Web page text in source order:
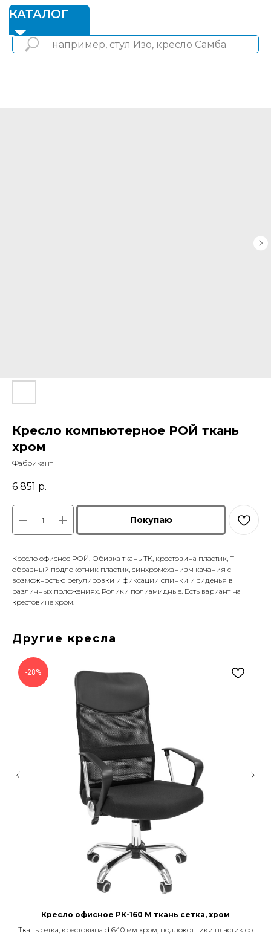
КАТАЛОГ
Кресло компьютерное РОЙ ткань
хром
Фабрикант
6 851 р.
Покупаю
Кресло офисное РОЙ. Обивка ткань ТК, крестовина пластик, Т-
образный подлокотник пластик, синхромеханизм качания с
возможностью регулировки и фиксации спинки и сиденья в
различных положениях. Ролики полиамидные. Есть вариант на
крестовине хром.
Другие кресла
-28%
Кресло офисное РК-160 М ткань сетка, хром
Ткань сетка, крестовина d 640 мм хром, подлокотники пластик со